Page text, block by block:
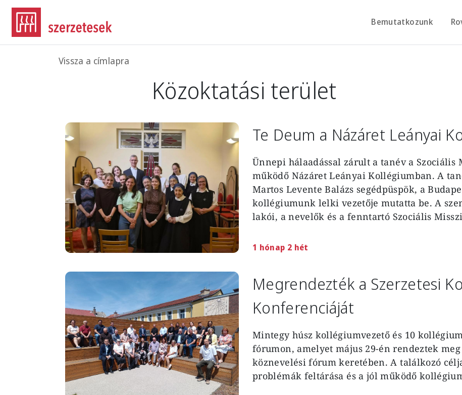
Ugrás a tartalomra
Bemutatkozunk
Morzsa
Vissza a címlapra
Közoktatási terület
Image Te Deum a Názáret Leányai
Ünnepi hálaadással zárult a tanév a
működő Názáret Leányai Kollégiumban. A
Martos Levente Balázs segédpüspök, a
kollégiumunk lelki vezetője mutatta be. A
lakói, a nevelők és a fenntartó Szociális
1 hónap 2 hét
Image
Megrendezték a Szerzetesi
Konferenciáját
Mintegy húsz kollégiumvezető és 10
fórumon, amelyet május 29-én rendeztek
köznevelési fórum keretében. A találkozó
problémák feltárása és a jól működő